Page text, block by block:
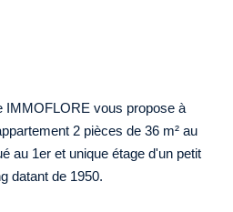
IMMOFLORE vous propose à
2 pièces de 36 m² au
au 1er et unique étage d'un petit
datant de 1950.